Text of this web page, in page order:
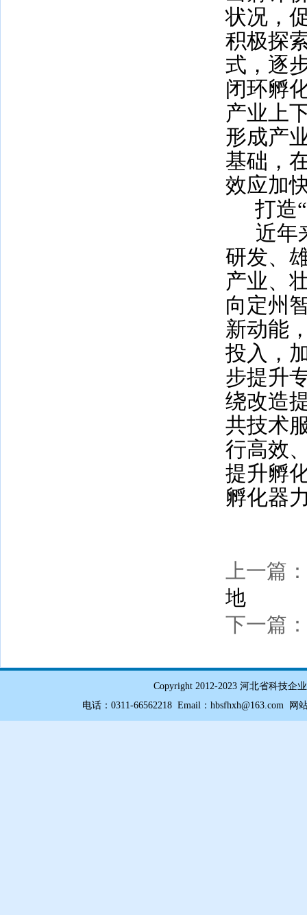
状况，
积极探
式，逐
闭环孵
产业上
形成产
基础，
效应加
打造
近年
研发、
产业、
向定州
新动能
投入，
步提升
绕改造
共技术
行高效
提升孵
孵化器
上一篇：
地
下一篇：
Copyright 2012-2023 河北省科技企
电话：0311-66562218 Email：hbsfhxh@163.com 网